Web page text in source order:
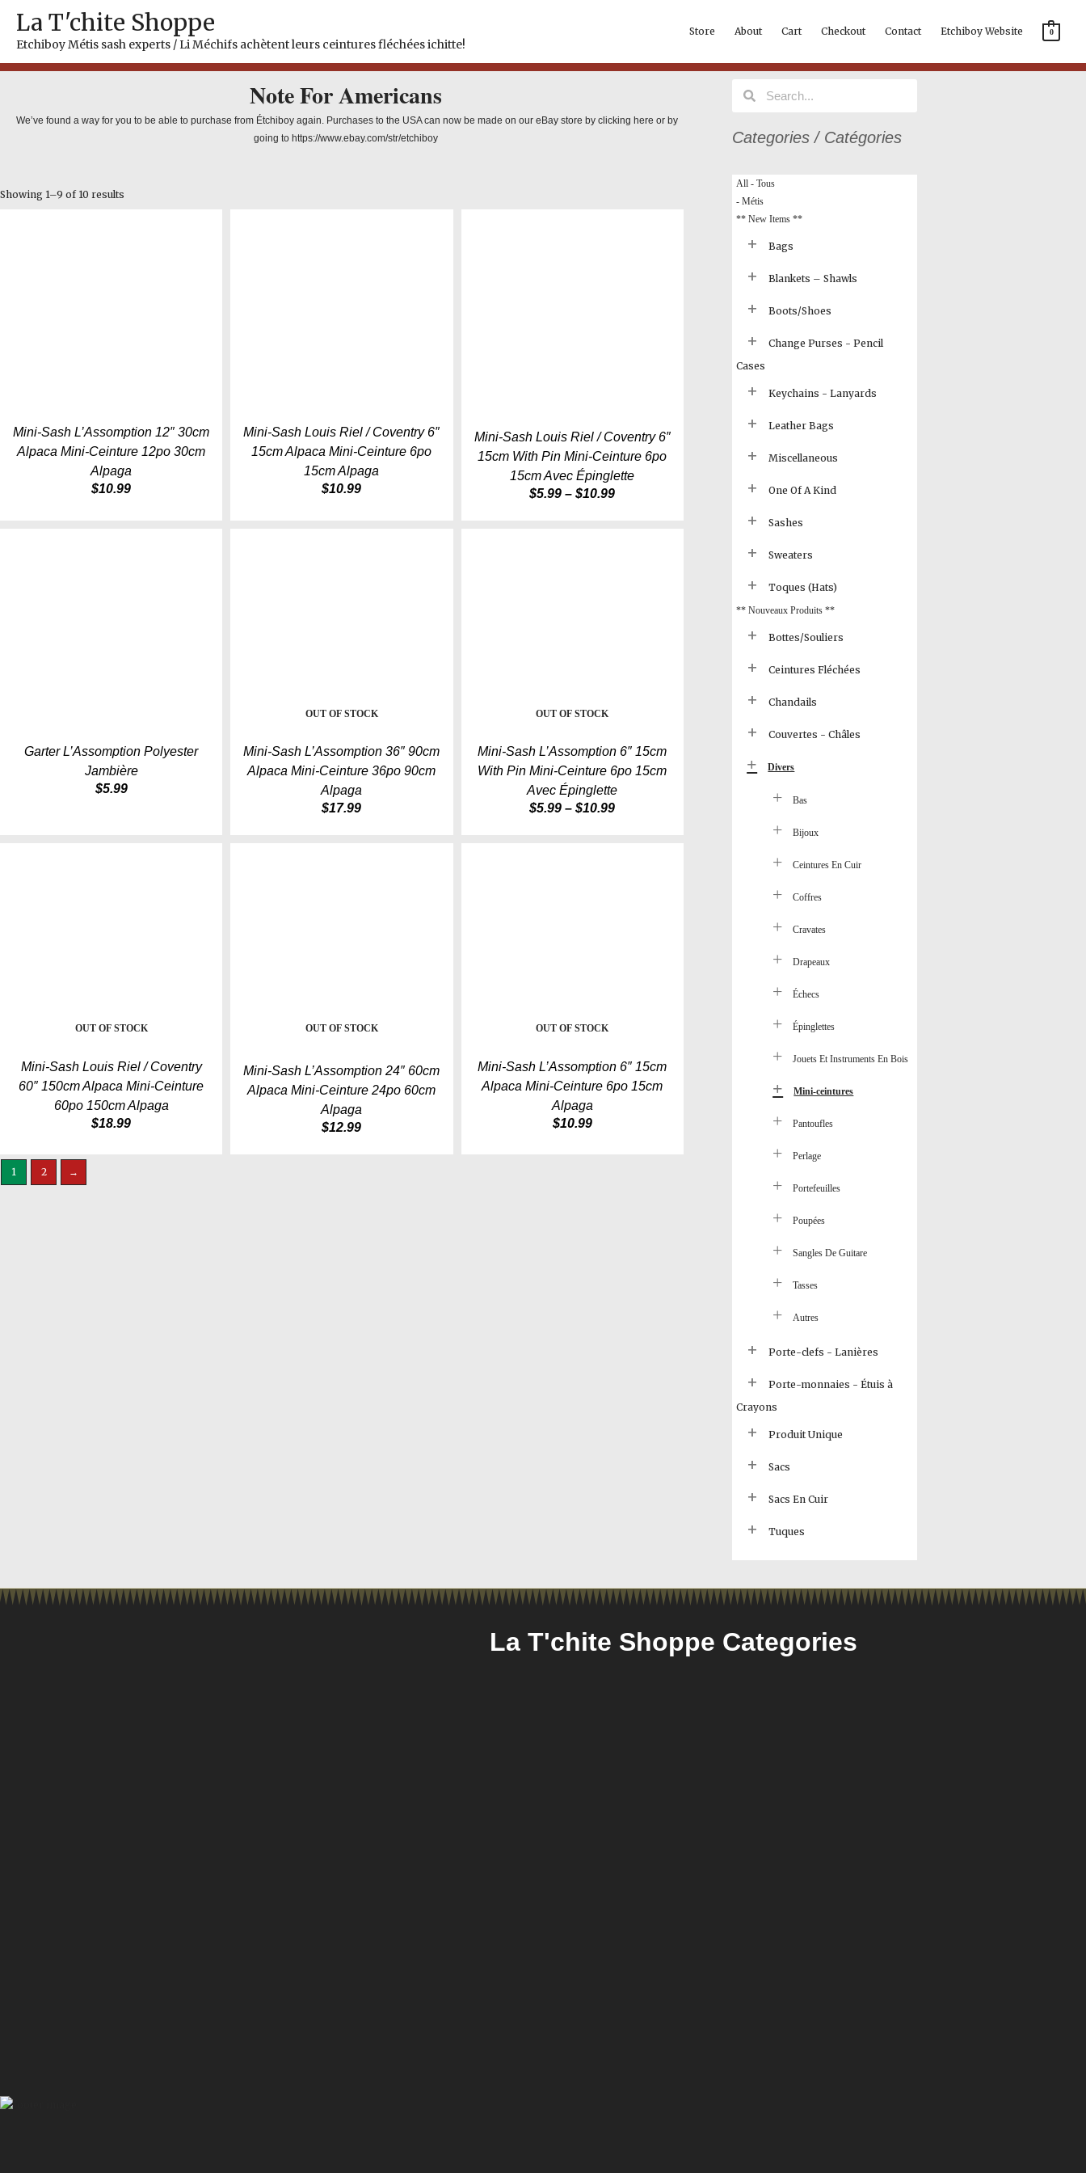
content
La T'chite Shoppe
Etchiboy Métis sash experts / Li Méchifs achètent leurs ceintures fléchées ichitte!
Store About Cart Checkout Contact Etchiboy Website 0
Note For Americans
We’ve found a way for you to be able to purchase from Étchiboy again. Purchases to the USA can now be made on our eBay store by clicking here or by
going to https://www.ebay.com/str/etchiboy
Showing 1–9 of 10 results
Mini-Sash L’Assomption 12″ 30cm
Alpaca Mini-Ceinture 12po 30cm
Alpaga
$10.99
Mini-Sash Louis Riel / Coventry 6″
15cm Alpaca Mini-Ceinture 6po
15cm Alpaga
$10.99
Mini-Sash Louis Riel / Coventry 6″
15cm With Pin Mini-Ceinture 6po
15cm Avec Épinglette
$5.99 – $10.99
Garter L’Assomption Polyester
Jambière
$5.99
OUT OF STOCK
Mini-Sash L’Assomption 36″ 90cm
Alpaca Mini-Ceinture 36po 90cm
Alpaga
$17.99
OUT OF STOCK
Mini-Sash L’Assomption 6″ 15cm
With Pin Mini-Ceinture 6po 15cm
Avec Épinglette
$5.99 – $10.99
OUT OF STOCK
Mini-Sash Louis Riel / Coventry
60″ 150cm Alpaca Mini-Ceinture
60po 150cm Alpaga
$18.99
OUT OF STOCK
Mini-Sash L’Assomption 24″ 60cm
Alpaca Mini-Ceinture 24po 60cm
Alpaga
$12.99
OUT OF STOCK
Mini-Sash L’Assomption 6″ 15cm
Alpaca Mini-Ceinture 6po 15cm
Alpaga
$10.99
1 2 →
SearchSearch
Categories / Catégories
All - Tous
- Métis
** New Items **
Bags
Blankets – Shawls
Boots/Shoes
Change Purses - Pencil
Cases
Keychains - Lanyards
Leather Bags
Miscellaneous
One Of A Kind
Sashes
Sweaters
Toques (Hats)
** Nouveaux Produits **
Bottes/Souliers
Ceintures Fléchées
Chandails
Couvertes - Châles
Divers
Bas
Bijoux
Ceintures En Cuir
Coffres
Cravates
Drapeaux
Échecs
Épinglettes
Jouets Et Instruments En Bois
Mini-ceintures
Pantoufles
Perlage
Portefeuilles
Poupées
Sangles De Guitare
Tasses
Autres
Porte-clefs - Lanières
Porte-monnaies - Étuis à
Crayons
Produit Unique
Sacs
Sacs En Cuir
Tuques
La T'chite Shoppe Categories​